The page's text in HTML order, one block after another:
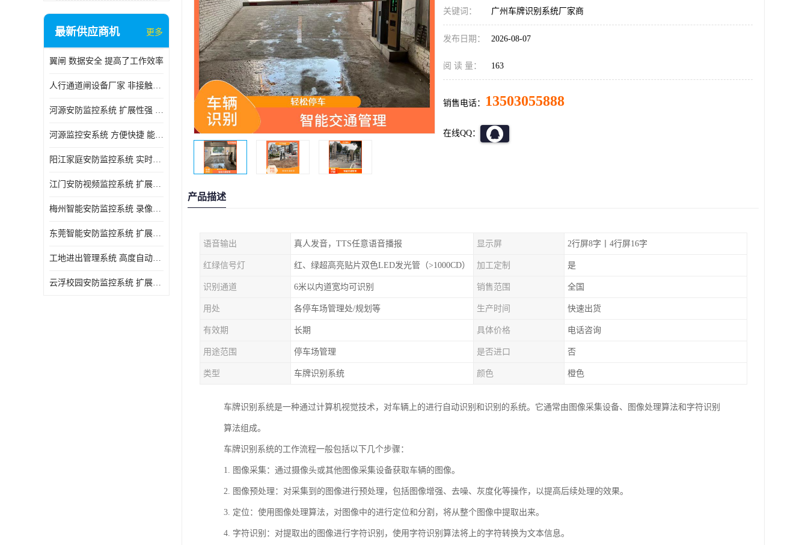
最新供应商机 更多
翼闸 数据安全 提高了工作效率
人行通道闸设备厂家 非接触性 对用户的隐私更加尊重
河源安防监控系统 扩展性强 能够长时间稳定运行
河源监控安系统 方便快捷 能够长时间稳定运行
阳江家庭安防监控系统 实时监控 可以随时回放录像
江门安防视频监控系统 扩展性强 能够长时间稳定运行
梅州智能安防监控系统 录像存储 多通道监控
东莞智能安防监控系统 扩展性强 可以随时回放录像
工地进出管理系统 高度自动化 提高了工作效率
云浮校园安防监控系统 扩展性强 提高监控范围和效率
关键词： 广州车牌识别系统厂家商
发布日期： 2026-08-07
阅 读 量： 163
销售电话： 13503055888
在线QQ：
产品描述
语音输出 真人发音，TTS任意语音播报 显示屏 2行屏8字丨4行屏16字
红绿信号灯 红、绿超高亮贴片双色LED发光管（>1000CD） 加工定制 是
识别通道 6米以内道宽均可识别 销售范围 全国
用处 各停车场管理处/规划等 生产时间 快速出货
有效期 长期 具体价格 电话咨询
用途范围 停车场管理 是否进口 否
类型 车牌识别系统 颜色 橙色
车牌识别系统是一种通过计算机视觉技术，对车辆上的进行自动识别和识别的系统。它通常由图像采集设备、图像处理算法和字符识别
算法组成。
车牌识别系统的工作流程一般包括以下几个步骤：
1. 图像采集：通过摄像头或其他图像采集设备获取车辆的图像。
2. 图像预处理：对采集到的图像进行预处理，包括图像增强、去噪、灰度化等操作，以提高后续处理的效果。
3. 定位：使用图像处理算法，对图像中的进行定位和分割，将从整个图像中提取出来。
4. 字符识别：对提取出的图像进行字符识别，使用字符识别算法将上的字符转换为文本信息。